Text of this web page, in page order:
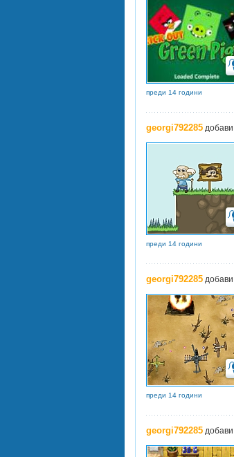
преди 14 години
georgi792285добави
преди 14 години
georgi792285добави
преди 14 години
georgi792285добави